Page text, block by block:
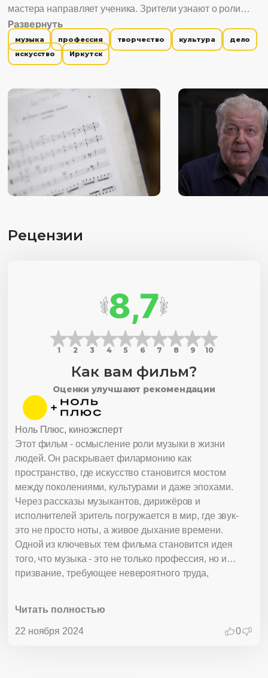
мастера направляет ученика. Зрители узнают о роли
дирижера в симфоническом оркестре, силе народной
музыки и голосах, стремящихся к Богу. Музыка
филармонии достигает разных концов мира, а
частью любви и гармонии.
Развернуть
музыка профессия творчество культура
дело
искусство
Иркутск
Рецензии
8,7
1 2 3 4 5 6 7 8 9 10
Как вам фильм?
Оценки улучшают рекомендации
Этот фильм - осмысление роли музыки в жизни
людей. Он раскрывает филармонию как
пространство, где искусство становится мостом
между поколениями, культурами и даже эпохами.
Через рассказы музыкантов, дирижёров и
исполнителей зритель погружается в мир, где звук-
это не просто ноты, а живое дыхание времени.
Одной из ключевых тем фильма становится идея
того, что музыка - это не только профессия, но и
призвание, требующее невероятного труда,
звучать по-новому и затрагивать самые глубокие
эмоции. Фильм показывает, что искусство - это нечто
Читать полностью
22 ноября 2024 0
Ноль Плюс, киноэксперт